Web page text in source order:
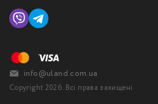
Copyright 2026. Всі права захищені.
info@uland.com.ua